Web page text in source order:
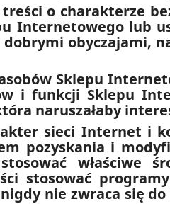
o charakterze
Internetowego lub
obyczajami,
Sklepu
i funkcji Sklepu
naruszałaby
sieci Internet i
pozyskania i
właściwe
stosować
nie zwraca się